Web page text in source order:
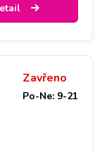
Zavřeno
Po-Ne: 9-21